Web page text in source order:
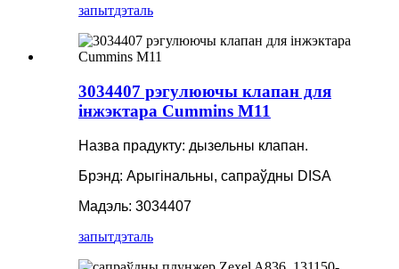
запытдэталь
3034407 рэгулюючы клапан для
інжэктара Cummins M11
Назва прадукту: дызельны клапан.
Брэнд: Арыгінальны, сапраўдны DISA
Мадэль: 3034407
запытдэталь